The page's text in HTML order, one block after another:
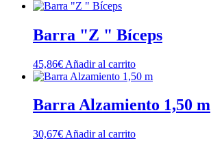
Barra "Z " Bíceps
45,86€ Añadir al carrito
Barra Alzamiento 1,50 m
30,67€ Añadir al carrito